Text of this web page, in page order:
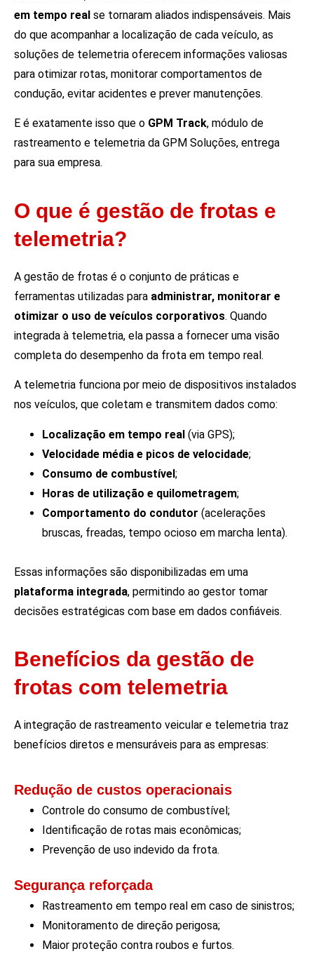
em tempo real se tornaram aliados indispensáveis. Mais
do que acompanhar a localização de cada veículo, as
soluções de telemetria oferecem informações valiosas
para otimizar rotas, monitorar comportamentos de
condução, evitar acidentes e prever manutenções.
E é exatamente isso que o GPM Track, módulo de
rastreamento e telemetria da GPM Soluções, entrega
para sua empresa.
O que é gestão de frotas e
telemetria?
A gestão de frotas é o conjunto de práticas e
ferramentas utilizadas para administrar, monitorar e
otimizar o uso de veículos corporativos. Quando
integrada à telemetria, ela passa a fornecer uma visão
completa do desempenho da frota em tempo real.
A telemetria funciona por meio de dispositivos instalados
nos veículos, que coletam e transmitem dados como:
Localização em tempo real (via GPS);
Velocidade média e picos de velocidade;
Consumo de combustível;
Horas de utilização e quilometragem;
Comportamento do condutor (acelerações
bruscas, freadas, tempo ocioso em marcha lenta).
Essas informações são disponibilizadas em uma
plataforma integrada, permitindo ao gestor tomar
decisões estratégicas com base em dados confiáveis.
Benefícios da gestão de
frotas com telemetria
A integração de rastreamento veicular e telemetria traz
benefícios diretos e mensuráveis para as empresas:
Redução de custos operacionais
Controle do consumo de combustível;
Identificação de rotas mais econômicas;
Prevenção de uso indevido da frota.
Segurança reforçada
Rastreamento em tempo real em caso de sinistros;
Monitoramento de direção perigosa;
Maior proteção contra roubos e furtos.